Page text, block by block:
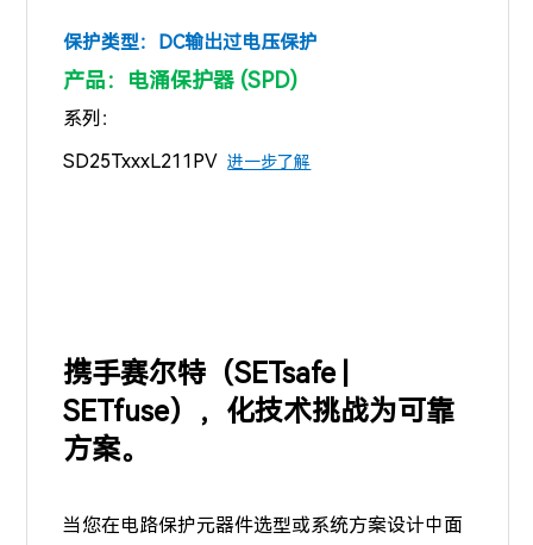
保护类型： DC输出过电压保护
产品：电涌保护器 (SPD)
系列：
SD25TxxxL211PV进一步了解
携手赛尔特（SETsafe |
SETfuse），化技术挑战为可靠
方案。
当您在电路保护元器件选型或系统方案设计中面